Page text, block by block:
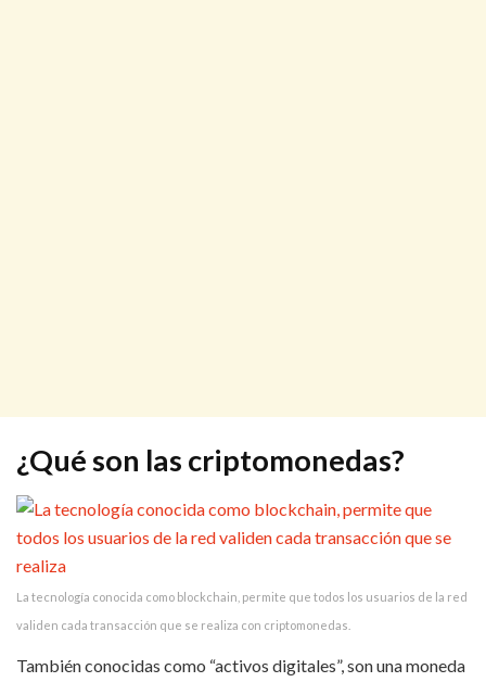
¿Qué son las criptomonedas?
La tecnología conocida como blockchain, permite que todos los usuarios de la red
validen cada transacción que se realiza con criptomonedas.
También conocidas como “activos digitales”, son una moneda